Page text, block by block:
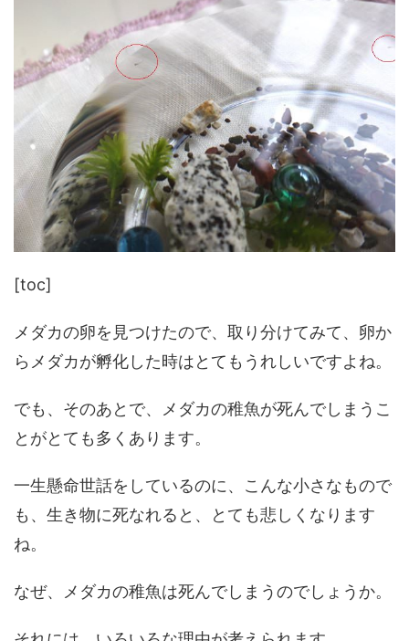
[toc]
メダカの卵を見つけたので、取り分けてみて、卵か
らメダカが孵化した時はとてもうれしいですよね。
でも、そのあとで、メダカの稚魚が死んでしまうこ
とがとても多くあります。
一生懸命世話をしているのに、こんな小さなもので
も、生き物に死なれると、とても悲しくなります
ね。
なぜ、メダカの稚魚は死んでしまうのでしょうか。